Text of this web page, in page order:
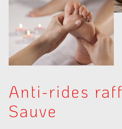
Anti-rides
Sauve